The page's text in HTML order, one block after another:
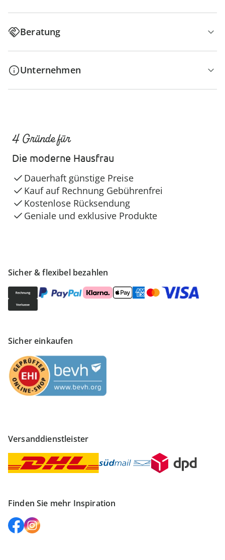
Beratung
Unternehmen
Sicher & flexibel bezahlen
Sicher einkaufen
Versanddienstleister
Finden Sie mehr Inspiration
4 Gründe für
Die moderne Hausfrau
Dauerhaft günstige Preise
Kauf auf Rechnung Gebührenfrei
Kostenlose Rücksendung
Geniale und exklusive Produkte